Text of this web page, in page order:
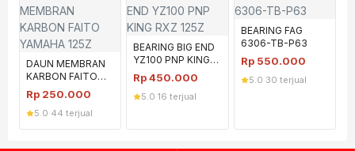
DAUN MEMBRAN
KARBON FAITO
YAMAHA 125Z
Rp 250.000
5.0 44 terjual
BEARING BIG END
YZ100 PNP KING
RXZ 125Z
Rp450.000
5.0 ·16 terjual
BEARING FAG
6306-TB-P63
Rp 550.000
5.0 30 terjual